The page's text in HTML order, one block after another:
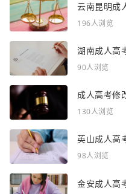
云南昆明成
196人浏览
湖南成人高
90人浏览
成人高考修
130人浏览
英山成人高
98人浏览
金安成人高